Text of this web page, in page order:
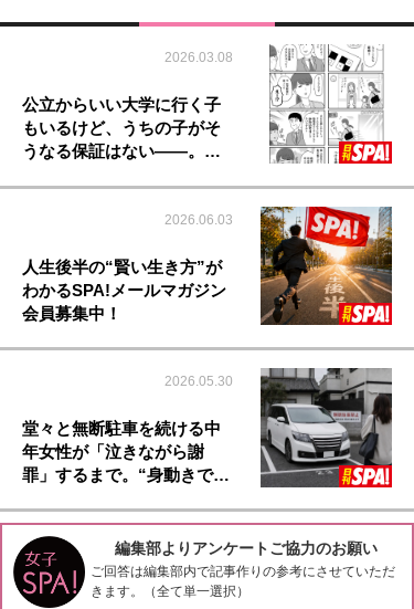
2026.03.08
公立からいい大学に行く子
もいるけど、うちの子がそ
うなる保証はない――。…
2026.06.03
人生後半の“賢い生き方”が
わかるSPA!メールマガジン
会員募集中！
2026.05.30
堂々と無断駐車を続ける中
年女性が「泣きながら謝
罪」するまで。“身動きで…